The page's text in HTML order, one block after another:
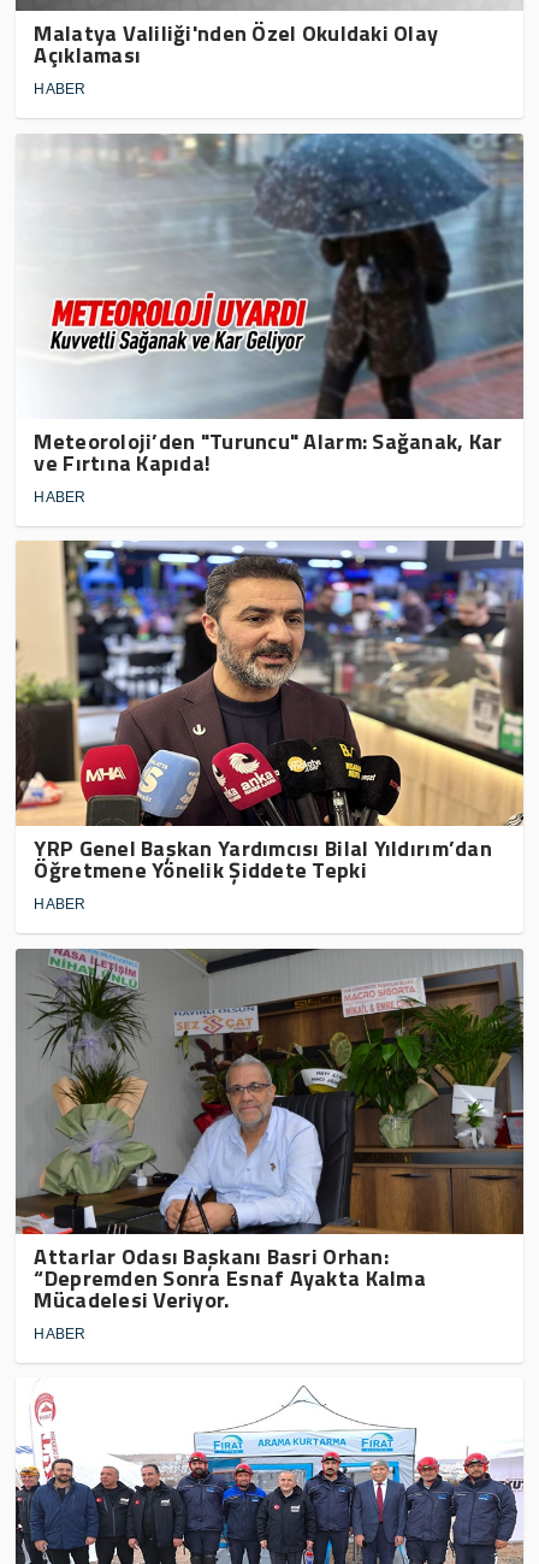
Malatya Valiliği'nden Özel Okuldaki Olay
Açıklaması
HABER
Meteoroloji’den "Turuncu" Alarm: Sağanak, Kar
ve Fırtına Kapıda!
HABER
YRP Genel Başkan Yardımcısı Bilal Yıldırım’dan
Öğretmene Yönelik Şiddete Tepki
HABER
Attarlar Odası Başkanı Basri Orhan:
“Depremden Sonra Esnaf Ayakta Kalma
Mücadelesi Veriyor.
HABER